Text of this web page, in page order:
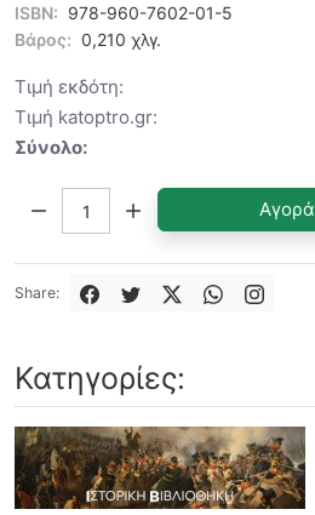
ISBN: 978-960-7602-01-5
Βάρος: 0,210 χλγ.
Τιμή εκδότη:
Τιμή katoptro.gr:
Σύνολο:
Αγορά
Share:
Κατηγορίες: